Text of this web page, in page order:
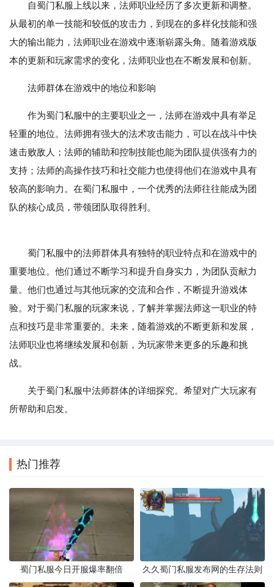
自蜀门私服上线以来，法师职业经历了多次更新和调整。
从最初的单一技能和较低的攻击力，到现在的多样化技能和强
大的输出能力，法师职业在游戏中逐渐崭露头角。随着游戏版
本的更新和玩家需求的变化，法师职业也在不断发展和创新。
法师群体在游戏中的地位和影响
作为蜀门私服中的主要职业之一，法师在游戏中具有举足
轻重的地位。法师拥有强大的法术攻击能力，可以在战斗中快
速击败敌人；法师的辅助和控制技能也能为团队提供强有力的
支持；法师的高操作技巧和社交能力也使得他们在游戏中具有
较高的影响力。在蜀门私服中，一个优秀的法师往往能成为团
队的核心成员，带领团队取得胜利。
蜀门私服中的法师群体具有独特的职业特点和在游戏中的
重要地位。他们通过不断学习和提升自身实力，为团队贡献力
量。他们也通过与其他玩家的交流和合作，不断提升游戏体
验。对于蜀门私服的玩家来说，了解并掌握法师这一职业的特
点和技巧是非常重要的。未来，随着游戏的不断更新和发展，
法师职业也将继续发展和创新，为玩家带来更多的乐趣和挑
战。
关于蜀门私服中法师群体的详细探究。希望对广大玩家有
所帮助和启发。
热门推荐
蜀门私服今日开服爆率翻倍 久久蜀门私服发布网的生存法则